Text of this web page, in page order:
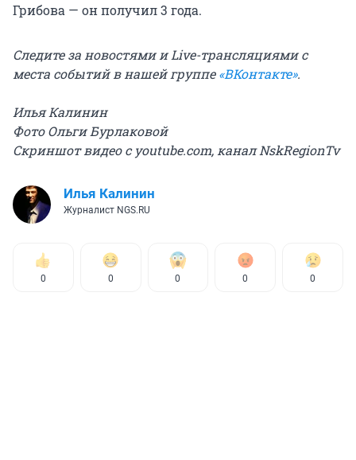
Грибова — он получил 3 года.
Следите за новостями и Live-трансляциями с
места событий в нашей группе«ВКонтакте».
Илья Калинин
Фото Ольги Бурлаковой
Скриншот видео с youtube.com, канал NskRegionTv
Илья Калинин
Журналист NGS.RU
0 0 0 0 0